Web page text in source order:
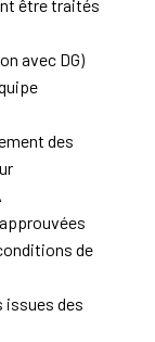
être traités
avec DG)
des
de
issues des